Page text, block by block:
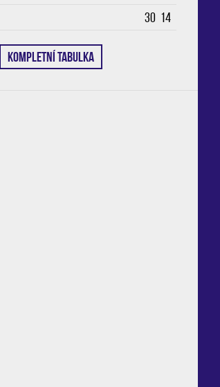
30 14
KOMPLETNÍ TABULKA